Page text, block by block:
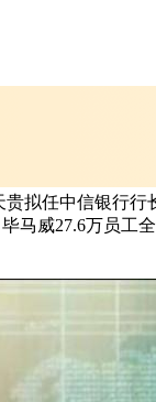
拟任中信银行行
马威27.6万员工